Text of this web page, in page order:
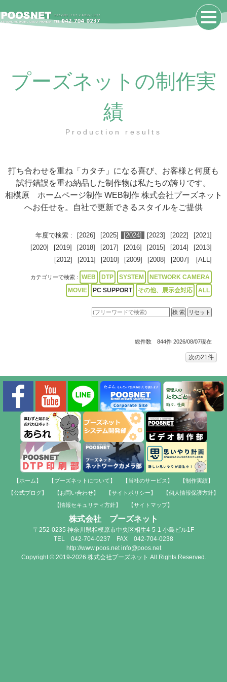
プーズネットの制作実
績
Production results
打ち合わせを重ね「カタチ」になる喜び、お客様と何度も
試行錯誤を重ね納品した制作物は私たちの誇りです。
相模原 ホームページ制作 WEB制作 株式会社プーズネット
へお任せを。自社で更新できるスタイルをご提供
年度で検索 : [2026] [2025] [2024] [2023] [2022]
[2021]
[2020]
[2019] [2018] [2017] [2016] [2015] [2014]
[2013]
[2012]
[2011] [2010] [2009] [2008] [2007] [ALL]
カテゴリーで検索 : WEB DTP SYSTEM
NETWORK CAMERA
MOVIE
PC SUPPORT その他、展示会対応 ALL
総件数 844件 2026/08/07現在
次の21件
【ホーム】 【プーズネットについて】 【当社のサービス】
【制作実績】
【公式ブログ】
【お問い合わせ】 【サイトポリシー】
【個人情報保護方針】
【情報セキュリティ方針】
【サイトマップ】
株式会社 プーズネット
〒252-0235 神奈川県相模原市中央区相生4-5-1 小島ビル1F
TEL 042-704-0237 FAX 042-704-0238
http://www.poos.net info@poos.net
Copyright © 2019-2026 株式会社プーズネット All Rights Reserved.